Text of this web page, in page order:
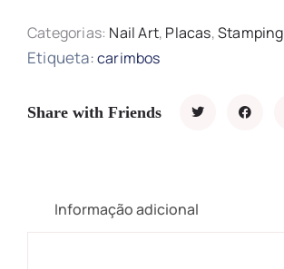
Categorias: Nail Art, Placas,Stamping
Etiqueta:carimbos
Share with Friends
Informação adicional